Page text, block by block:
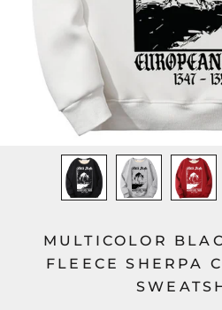
MULTICOLOR
FLEECE SHERPA